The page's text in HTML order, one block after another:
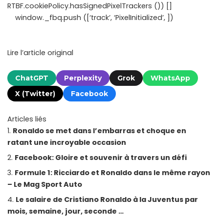
RTBF.cookiePolicy.hasSignedPixelTrackers ()) []
window._fbq.push ([‘track’, ‘PixelInitialized’, ])
Lire l’article original
ChatGPT Perplexity Grok
WhatsApp
X (Twitter)
Facebook
Articles liés
Ronaldo se met dans l’embarras et choque en
ratant une incroyable occasion
Facebook: Gloire et souvenir à travers un défi
Formule 1: Ricciardo et Ronaldo dans le même rayon
– Le Mag Sport Auto
Le salaire de Cristiano Ronaldo à la Juventus par
mois, semaine, jour, seconde …